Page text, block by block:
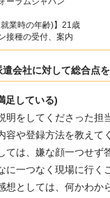
業時の年齢)】21歳
接種の受付、案内
遣会社に対して総合点
足している)
明をしてくださった担
容や登録方法を教えて
ては、嫌な顔一つせず
に一つなく現場に行く
想としては、何かわか